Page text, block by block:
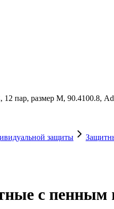
пар, размер М, 90.4100.8,
защиты
с